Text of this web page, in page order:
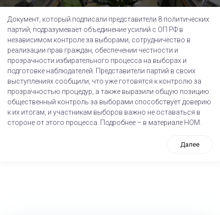
Документ, который подписали представители 8 политических
партий, подразумевает объединение усилий с ОП РФ в
независимом контроле за выборами, сотрудничество в
реализации прав граждан, обеспечении честности и
прозрачности избирательного процесса на выборах и
подготовке наблюдателей. Представители партий в своих
выступлениях сообщили, что уже готовятся к контролю за
прозрачностью процедур, а также выразили общую позицию:
общественный контроль за выборами способствует доверию
к их итогам, и участникам выборов важно не оставаться в
стороне от этого процесса. Подробнее – в материале НОМ.
Далее